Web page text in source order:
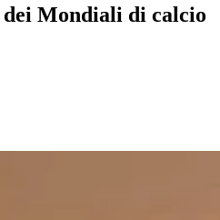
Mondiali di calcio